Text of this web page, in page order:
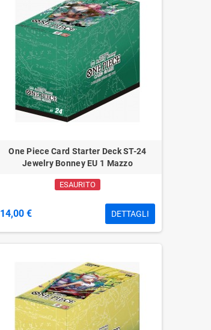
One Piece Card Starter Deck ST-24
Jewelry Bonney EU 1 Mazzo
ESAURITO
14,00 € DETTAGLI